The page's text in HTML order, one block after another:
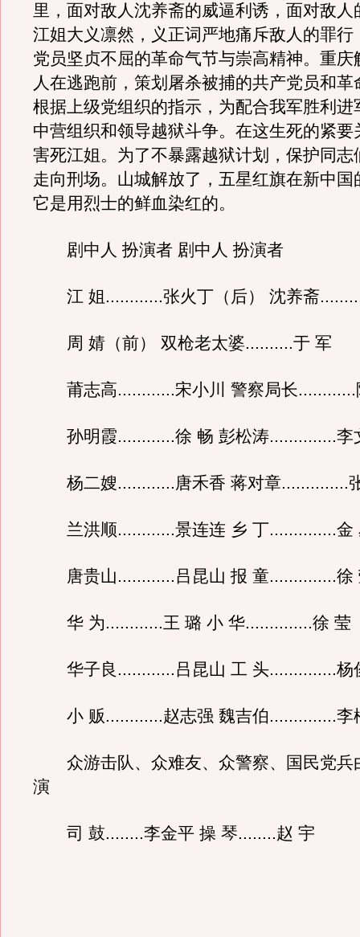
里，面对敌人沈养斋的威逼利诱，面对敌人
江姐大义凛然，义正词严地痛斥敌人的罪行
党员坚贞不屈的革命气节与崇高精神。重庆
人在逃跑前，策划屠杀被捕的共产党员和革
根据上级党组织的指示，为配合我军胜利进
中营组织和领导越狱斗争。在这生死的紧要
害死江姐。为了不暴露越狱计划，保护同志
走向刑场。山城解放了，五星红旗在新中国
它是用烈士的鲜血染红的。
剧中人 扮演者 剧中人 扮演者
江 姐............张火丁（后） 沈养斋
周 婧（前） 双枪老太婆..........于 军
莆志高............宋小川 警察局长............
孙明霞............徐 畅 彭松涛..............李
杨二嫂............唐禾香 蒋对章..............
兰洪顺............景连连 乡 丁..............金
唐贵山............吕昆山 报 童..............徐
华 为............王 璐 小 华..............徐 莹
华子良............吕昆山 工 头..............杨
小 贩............赵志强 魏吉伯..............李
众游击队、众难友、众警察、国民党兵
演
司 鼓........李金平 操 琴........赵 宇